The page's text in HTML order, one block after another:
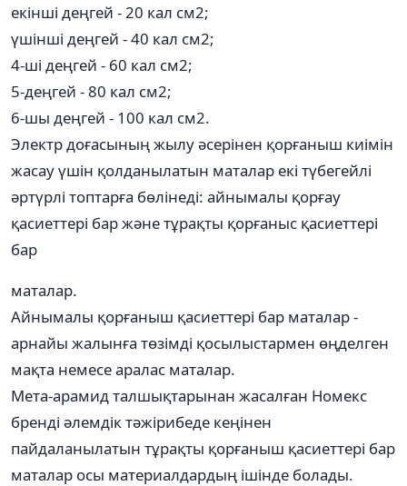
екінші деңгей - 20 кал см2;
үшінші деңгей - 40 кал см2;
4-ші деңгей - 60 кал см2;
5-деңгей - 80 кал см2;
6-шы деңгей - 100 кал см2.
Электр доғасының жылу әсерінен қорғаныш киімін
жасау үшін қолданылатын маталар екі түбегейлі
әртүрлі топтарға бөлінеді: айнымалы қорғау
қасиеттері бар және тұрақты қорғаныс қасиеттері
бар
маталар.
Айнымалы қорғаныш қасиеттері бар маталар -
арнайы жалынға төзімді қосылыстармен өңделген
мақта немесе аралас маталар.
Мета-арамид талшықтарынан жасалған Номекс
бренді әлемдік тәжірибеде кеңінен
пайдаланылатын тұрақты қорғаныш қасиеттері бар
маталар осы материалдардың ішінде болады.